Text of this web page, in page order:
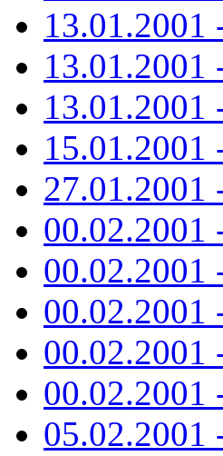
13.01.2001
13.01.2001
15.01.2001
00.02.2001
00.02.2001
00.02.2001
05.02.2001